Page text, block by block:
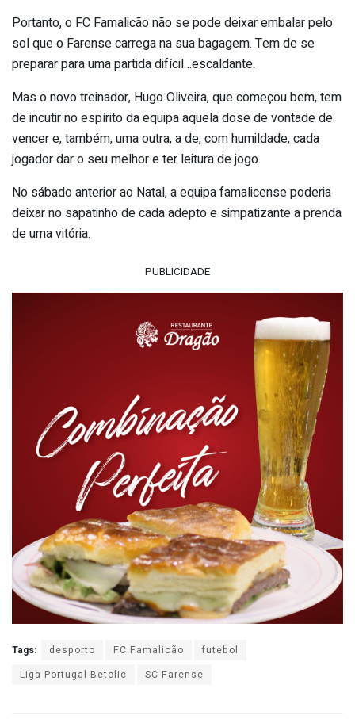
Portanto, o FC Famalicão não se pode deixar embalar pelo
sol que o Farense carrega na sua bagagem. Tem de se
preparar para uma partida difícil…escaldante.
Mas o novo treinador, Hugo Oliveira, que começou bem, tem
de incutir no espírito da equipa aquela dose de vontade de
vencer e, também, uma outra, a de, com humildade, cada
jogador dar o seu melhor e ter leitura de jogo.
No sábado anterior ao Natal, a equipa famalicense poderia
deixar no sapatinho de cada adepto e simpatizante a prenda
de uma vitória.
PUBLICIDADE
Tags: desporto FC Famalicão
futebol
Liga Portugal Betclic
SC Farense